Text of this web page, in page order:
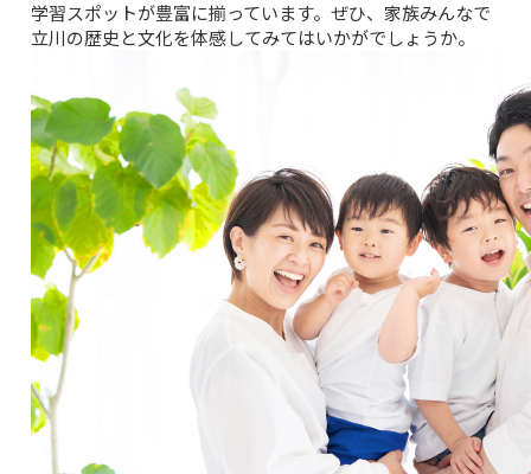
学習スポットが豊富に揃っています。ぜひ、家族みんなで
立川の歴史と文化を体感してみてはいかがでしょうか。